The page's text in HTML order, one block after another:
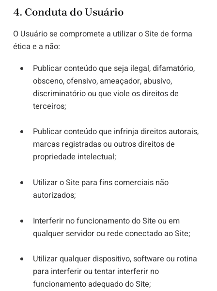
4. Conduta do Usuário
O Usuário se compromete a utilizar o Site de forma
ética e a não:
Publicar conteúdo que seja ilegal, difamatório,
obsceno, ofensivo, ameaçador, abusivo,
discriminatório ou que viole os direitos de
terceiros;
Publicar conteúdo que infrinja direitos autorais,
marcas registradas ou outros direitos de
propriedade intelectual;
Utilizar o Site para fins comerciais não
autorizados;
Interferir no funcionamento do Site ou em
qualquer servidor ou rede conectado ao Site;
Utilizar qualquer dispositivo, software ou rotina
para interferir ou tentar interferir no
funcionamento adequado do Site;